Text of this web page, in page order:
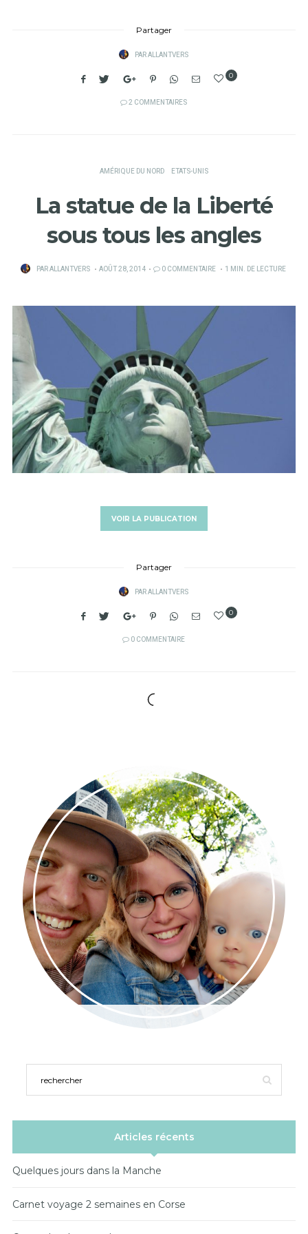
Partager
PARALLANTVERS
0
2 COMMENTAIRES
AMÉRIQUE DU NORD ETATS-UNIS
La statue de la Liberté
sous tous les angles
PARALLANTVERS
PUBLIÉ
AOÛT 28, 2014 0 COMMENTAIRE 1 MIN. DE LECTURE
VOIR LA PUBLICATION
Partager
PARALLANTVERS
0
0 COMMENTAIRE
Articles récents
Quelques jours dans la Manche
Carnet voyage 2 semaines en Corse